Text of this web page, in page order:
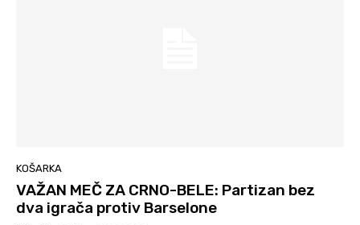
KOŠARKA
VAŽAN MEČ ZA CRNO-BELE: Partizan bez
dva igrača protiv Barselone